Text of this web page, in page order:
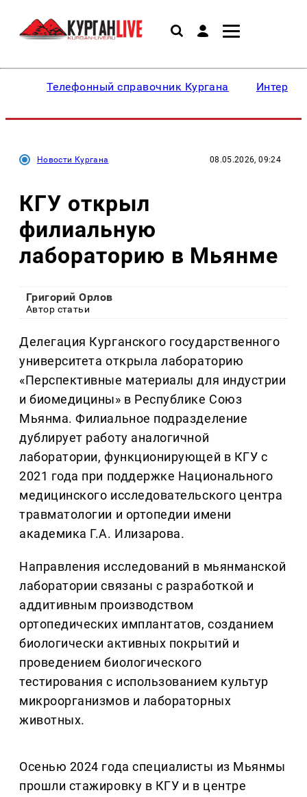
Телефонный справочник Кургана
Новости Кургана 08.05.2026, 09:24
КГУ открыл
филиальную
лабораторию в Мьянме
Григорий Орлов
Автор статьи
Делегация Курганского государственного
университета открыла лабораторию
«Перспективные материалы для индустрии
и биомедицины» в Республике Союз
Мьянма. Филиальное подразделение
дублирует работу аналогичной
лаборатории, функционирующей в КГУ с
2021 года при поддержке Национального
медицинского исследовательского центра
травматологии и ортопедии имени
академика Г.А. Илизарова.
Направления исследований в мьянманской
лаборатории связаны с разработкой и
аддитивным производством
ортопедических имплантатов, созданием
биологически активных покрытий и
проведением биологического
тестирования с использованием культур
микроорганизмов и лабораторных
животных.
Осенью 2024 года специалисты из Мьянмы
прошли стажировку в КГУ и в центре